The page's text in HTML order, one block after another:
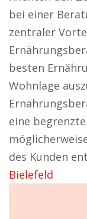
bei einer
zentraler
besten
Wohnlage
eine
des Kunden
Bielefeld